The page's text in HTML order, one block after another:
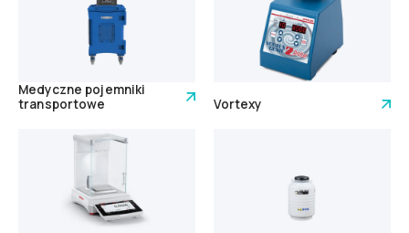
Medyczne pojemniki
transportowe
Vortexy